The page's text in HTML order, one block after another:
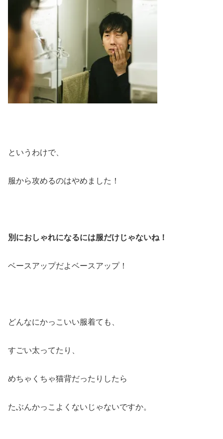
というわけで、
服から攻めるのはやめました！
別におしゃれになるには服だけじゃないね！
ベースアップだよベースアップ！
どんなにかっこいい服着ても、
すごい太ってたり、
めちゃくちゃ猫背だったりしたら
たぶんかっこよくないじゃないですか。